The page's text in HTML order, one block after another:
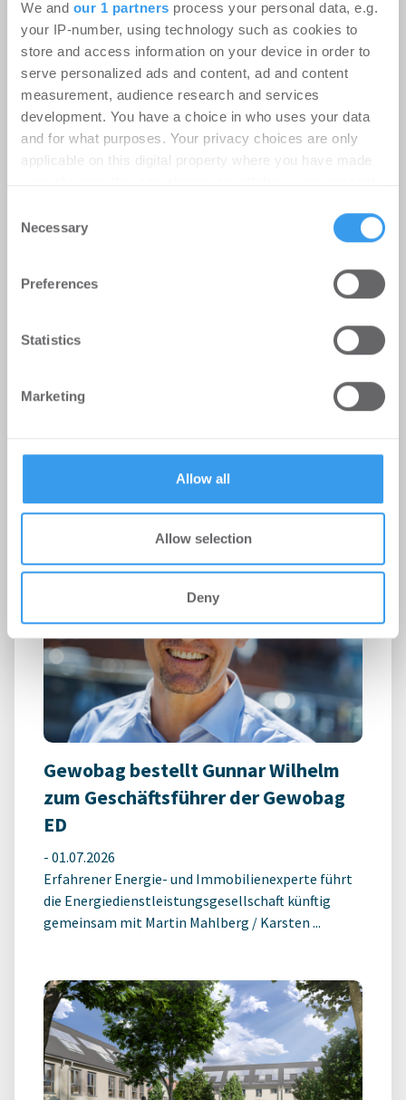
We and our 1 partners process your personal data, e.g.
your IP-number, using technology such as cookies to
store and access information on your device in order to
serve personalized ads and content, ad and content
measurement, audience research and services
development. You have a choice in who uses your data
and for what purposes. Your privacy choices are only
applicable on this digital property where you have made
the Privacy trigger icon.
Find out more about how your personal data is processed
and set your preferences in the
We use cookies to personalise content and ads, to
provide social media features and to analyse our traffic.
our social media, advertising and analytics partners who
Selection
Necessary
Preferences
Statistics
Marketing
Allow all
Allow selection
Deny
Erster Spatenstich für neuen
Schulcampus Eberswalde-Finow
-07.07.2026
kostenlosen Account, um auf die neusten ...
MÖHRLE HAPP LUTHER berät Beds
and Bars bei Hotelübernahme am
-
03.07.2026
Möhrle Happ Luther hat die europaweit tätige
des Greet Hotels Berlin Alexanderplatz ...
Gewobag bestellt Gunnar Wilhelm
zum Geschäftsführer der Gewobag
ED
- 01.07.2026
Erfahrener Energie- und Immobilienexperte führt
die Energiedienstleistungsgesellschaft künftig
gemeinsam mit Martin Mahlberg / Karsten ...